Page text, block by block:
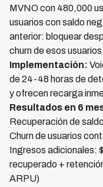
MVNO con 480,000
usuarios con saldo
anterior: bloquear
churn de esos
Implementación:
de 24-48 horas de
y ofrecen recarga
Resultados en 6
Recuperación de
Churn de usuarios
Ingresos adicionales:
recuperado +
ARPU)